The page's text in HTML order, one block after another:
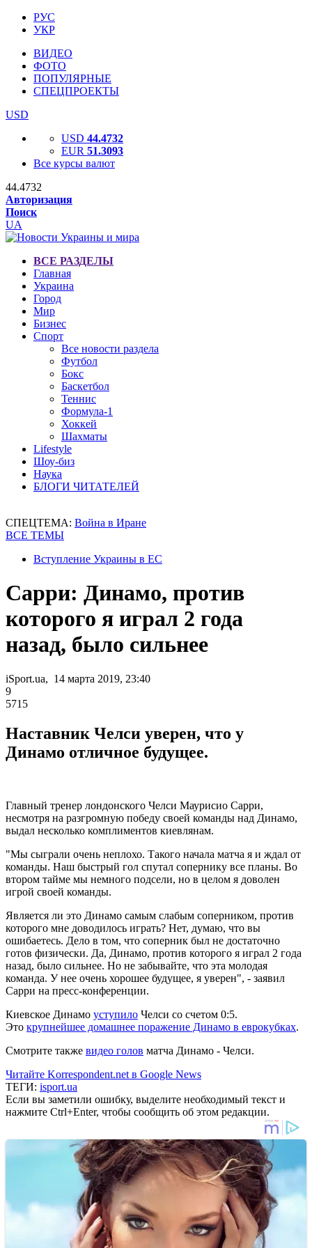
РУС
УКР
ВИДЕО
ФОТО
ПОПУЛЯРНЫЕ
СПЕЦПРОЕКТЫ
USD
USD 44.4732
EUR 51.3093
Все курсы валют
44.4732
Авторизация
Поиск
UA
ВСЕ РАЗДЕЛЫ
Главная
Украина
Город
Мир
Бизнес
Спорт
Все новости раздела
Футбол
Бокс
Баскетбол
Теннис
Формула-1
Хоккей
Шахматы
Lifestyle
Шоу-биз
Наука
БЛОГИ ЧИТАТЕЛЕЙ
СПЕЦТЕМА: Война в Иране
ВСЕ ТЕМЫ
Вступление Украины в ЕС
Сарри: Динамо, против
которого я играл 2 года
назад, было сильнее
iSport.ua, 14 марта 2019, 23:40
9
5715
Наставник Челси уверен, что у
Динамо отличное будущее.
Главный тренер лондонского Челси Маурисио Сарри,
несмотря на разгромную победу своей команды над Динамо,
выдал несколько комплиментов киевлянам.
"Мы сыграли очень неплохо. Такого начала матча я и ждал от
команды. Наш быстрый гол спутал сопернику все планы. Во
втором тайме мы немного подсели, но в целом я доволен
игрой своей команды.
Является ли это Динамо самым слабым соперником, против
которого мне доводилось играть? Нет, думаю, что вы
ошибаетесь. Дело в том, что соперник был не достаточно
готов физически. Да, Динамо, против которого я играл 2 года
назад, было сильнее. Но не забывайте, что эта молодая
команда. У нее очень хорошее будущее, я уверен", - заявил
Сарри на пресс-конференции.
Киевское Динамо уступило Челси со счетом 0:5.
Это крупнейшее домашнее поражение Динамо в еврокубках.
Смотрите также видео голов матча Динамо - Челси.
Читайте Korrespondent.net в Google News
ТЕГИ: isport.ua
Если вы заметили ошибку, выделите необходимый текст и
нажмите Ctrl+Enter, чтобы сообщить об этом редакции.